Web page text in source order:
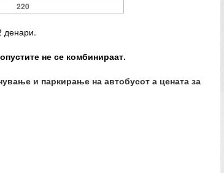
220
денари.
не се комбинираат.
и паркирање на автобусот а цената за